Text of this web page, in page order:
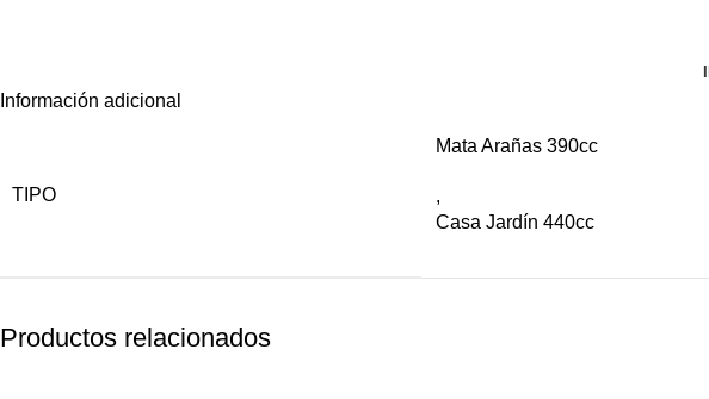
Información adicional
TIPO
Mata Arañas 390cc
,
Casa Jardín 440cc
Productos relacionados